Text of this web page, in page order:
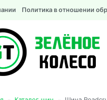
Политика в отношении